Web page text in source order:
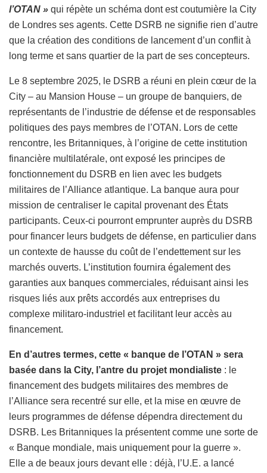
l’OTAN » qui répète un schéma dont est coutumière la City
de Londres ses agents. Cette DSRB ne signifie rien d’autre
que la création des conditions de lancement d’un conflit à
long terme et sans quartier de la part de ses concepteurs.
Le 8 septembre 2025, le DSRB a réuni en plein cœur de la
City – au Mansion House – un groupe de banquiers, de
représentants de l’industrie de défense et de responsables
politiques des pays membres de l’OTAN. Lors de cette
rencontre, les Britanniques, à l’origine de cette institution
financière multilatérale, ont exposé les principes de
fonctionnement du DSRB en lien avec les budgets
militaires de l’Alliance atlantique. La banque aura pour
mission de centraliser le capital provenant des États
participants. Ceux-ci pourront emprunter auprès du DSRB
pour financer leurs budgets de défense, en particulier dans
un contexte de hausse du coût de l’endettement sur les
marchés ouverts. L’institution fournira également des
garanties aux banques commerciales, réduisant ainsi les
risques liés aux prêts accordés aux entreprises du
complexe militaro-industriel et facilitant leur accès au
financement.
En d’autres termes, cette « banque de l’OTAN » sera
basée dans la City, l’antre du projet mondialiste : le
financement des budgets militaires des membres de
l’Alliance sera recentré sur elle, et la mise en œuvre de
leurs programmes de défense dépendra directement du
DSRB. Les Britanniques la présentent comme une sorte de
« Banque mondiale, mais uniquement pour la guerre ».
Elle a de beaux jours devant elle : déjà, l’U.E. a lancé